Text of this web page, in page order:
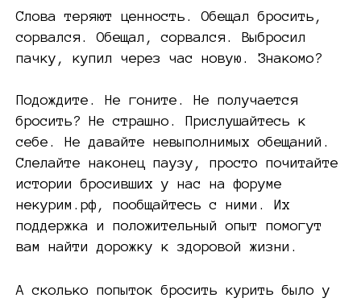
Слова теряют ценность. Обещал бросить,
сорвался. Обещал, сорвался. Выбросил
пачку, купил через час новую. Знакомо?
Подождите. Не гоните. Не получается
бросить? Не страшно. Прислушайтесь к
себе. Не давайте невыполнимых обещаний.
Слелайте наконец паузу, просто почитайте
истории бросивших у нас на форуме
некурим.рф, пообщайтесь с ними. Их
поддержка и положительный опыт помогут
вам найти дорожку к здоровой жизни.
А сколько попыток бросить курить было у